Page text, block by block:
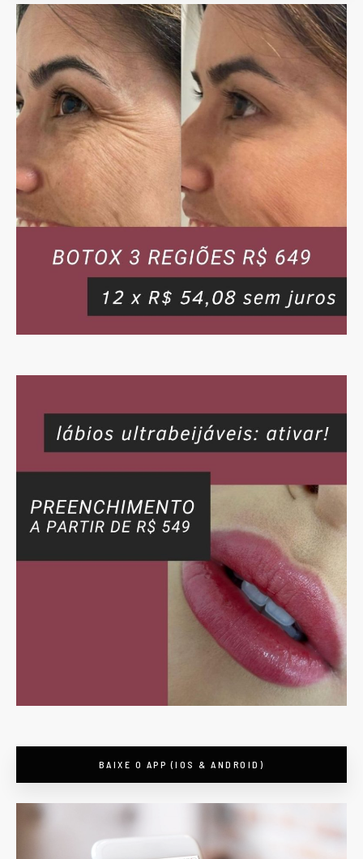
BAIXE O APP (IOS & ANDROID)